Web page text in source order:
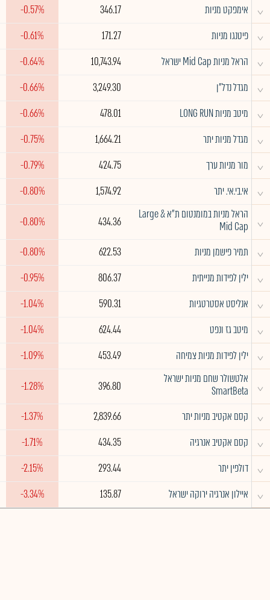
^ אימפקט מניות 346.17
-0.57%
^ פיטנגו מניות 171.27
-0.61%
^ הראל מניות Mid Cap ישראל 10,743.94
-0.64%
^ מגדל נדל"ן 3,249.30
-0.66%
^ מיטב מניות LONG RUN 478.01
-0.66%
^ מגדל מניות יתר 1,664.21
-0.75%
^ מור מניות ערך 424.75
-0.79%
^ אי.בי.אי. יתר 1,574.92
-0.80%
^
הראל מניות במומנטום ת"א Large &
Mid Cap
434.36
-0.80%
^ תמיר פישמן מניות 622.53
-0.80%
^ ילין לפידות מנייתית 806.37
-0.95%
^ אנליסט אסטרטגיות 590.31
-1.04%
^ מיטב גז ונפט 624.44
-1.04%
^ ילין לפידות מניות צמיחה 453.49
-1.09%
^
אלטשולר שחם מניות ישראל
SmartBeta
396.80
-1.28%
^ קסם אקטיב מניות יתר 2,839.66
-1.37%
^ קסם אקטיב אנרגיה 434.35
-1.71%
^ דולפין יתר 293.44
-2.15%
^ איילון אנרגיה ירוקה ישראל 135.87
-3.34%